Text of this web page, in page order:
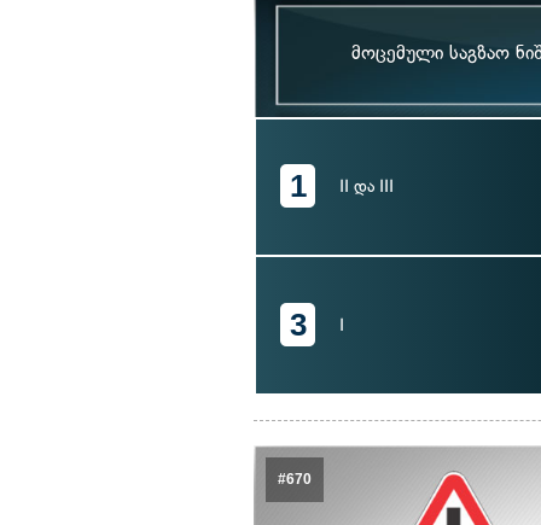
მოცემული საგზაო
1 II და III
3 I
#670